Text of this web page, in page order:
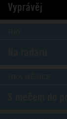
Vyprávěj